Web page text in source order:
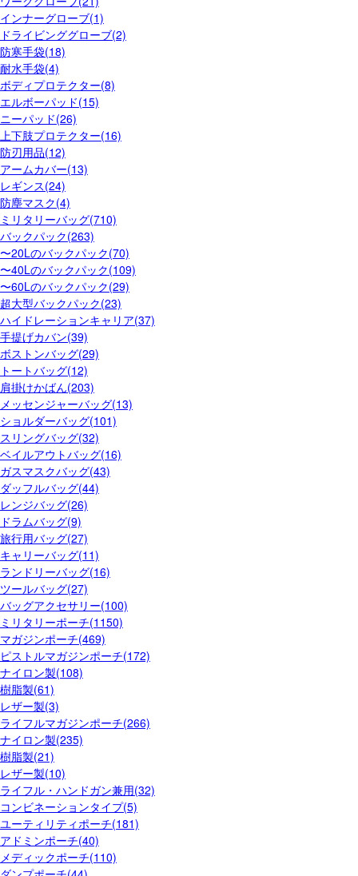
インナーグローブ(1)
ドライビンググローブ(2)
防寒手袋(18)
耐水手袋(4)
ボディプロテクター(8)
エルボーパッド(15)
ニーパッド(26)
上下肢プロテクター(16)
防刃用品(12)
アームカバー(13)
レギンス(24)
防塵マスク(4)
ミリタリーバッグ(710)
バックパック(263)
〜20Lのバックパック(70)
〜40Lのバックパック(109)
〜60Lのバックパック(29)
超大型バックパック(23)
ハイドレーションキャリア(37)
手提げカバン(39)
ボストンバッグ(29)
トートバッグ(12)
肩掛けかばん(203)
メッセンジャーバッグ(13)
ショルダーバッグ(101)
スリングバッグ(32)
ベイルアウトバッグ(16)
ガスマスクバッグ(43)
ダッフルバッグ(44)
レンジバッグ(26)
ドラムバッグ(9)
旅行用バッグ(27)
キャリーバッグ(11)
ランドリーバッグ(16)
ツールバッグ(27)
バッグアクセサリー(100)
ミリタリーポーチ(1150)
マガジンポーチ(469)
ピストルマガジンポーチ(172)
ナイロン製(108)
樹脂製(61)
レザー製(3)
ライフルマガジンポーチ(266)
ナイロン製(235)
樹脂製(21)
レザー製(10)
ライフル・ハンドガン兼用(32)
コンビネーションタイプ(5)
ユーティリティポーチ(181)
アドミンポーチ(40)
メディックポーチ(110)